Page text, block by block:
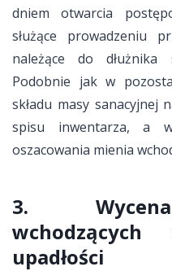
dniem otwarcia
służące prowadzeniu
należące do
Podobnie jak w
składu masy sanacyjnej
spisu inwentarza, a
oszacowania mienia
3.
upadłości